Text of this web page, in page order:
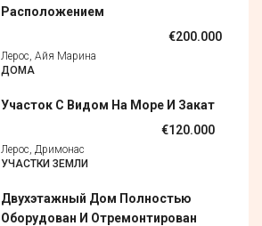
Расположением
€200.000
Лерос, Айя Марина
ДОМА
Участок С Видом На Море И Закат
€120.000
Лерос, Дримонас
УЧАСТКИ ЗЕМЛИ
Двухэтажный Дом Полностью
Оборудован И Отремонтирован